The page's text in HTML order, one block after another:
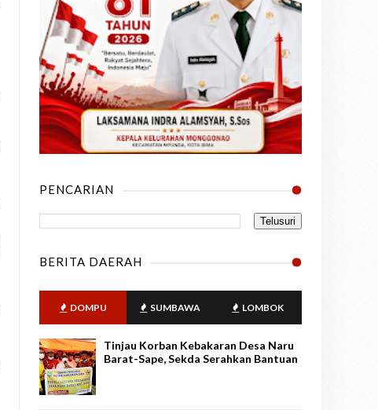
PENCARIAN
BERITA DAERAH
DOMPU SUMBAWA LOMBOK
Tinjau Korban Kebakaran Desa Naru
Barat-Sape, Sekda Serahkan Bantuan